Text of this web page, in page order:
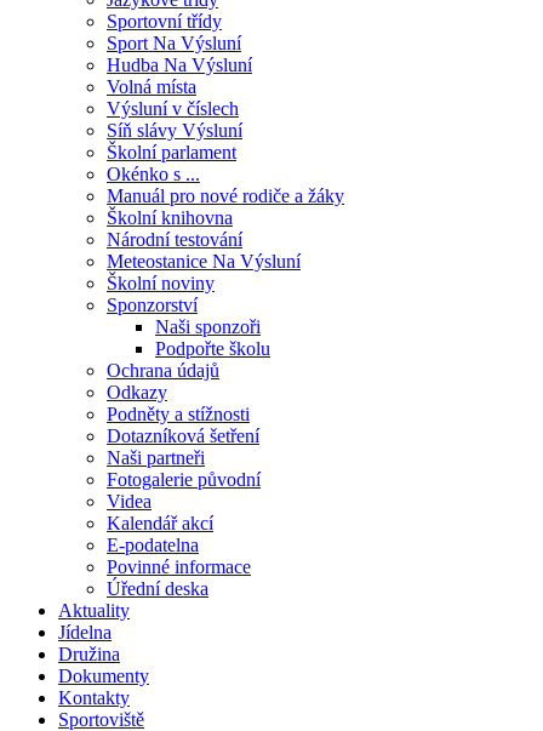
Sportovní třídy
Sport Na Výsluní
Hudba Na Výsluní
Volná místa
Výsluní v číslech
Síň slávy Výsluní
Školní parlament
Okénko s ...
Manuál pro nové rodiče a žáky
Školní knihovna
Národní testování
Meteostanice Na Výsluní
Školní noviny
Sponzorství
Naši sponzoři
Podpořte školu
Ochrana údajů
Odkazy
Podněty a stížnosti
Dotazníková šetření
Naši partneři
Fotogalerie původní
Videa
Kalendář akcí
E-podatelna
Povinné informace
Úřední deska
Aktuality
Jídelna
Družina
Dokumenty
Kontakty
Sportoviště